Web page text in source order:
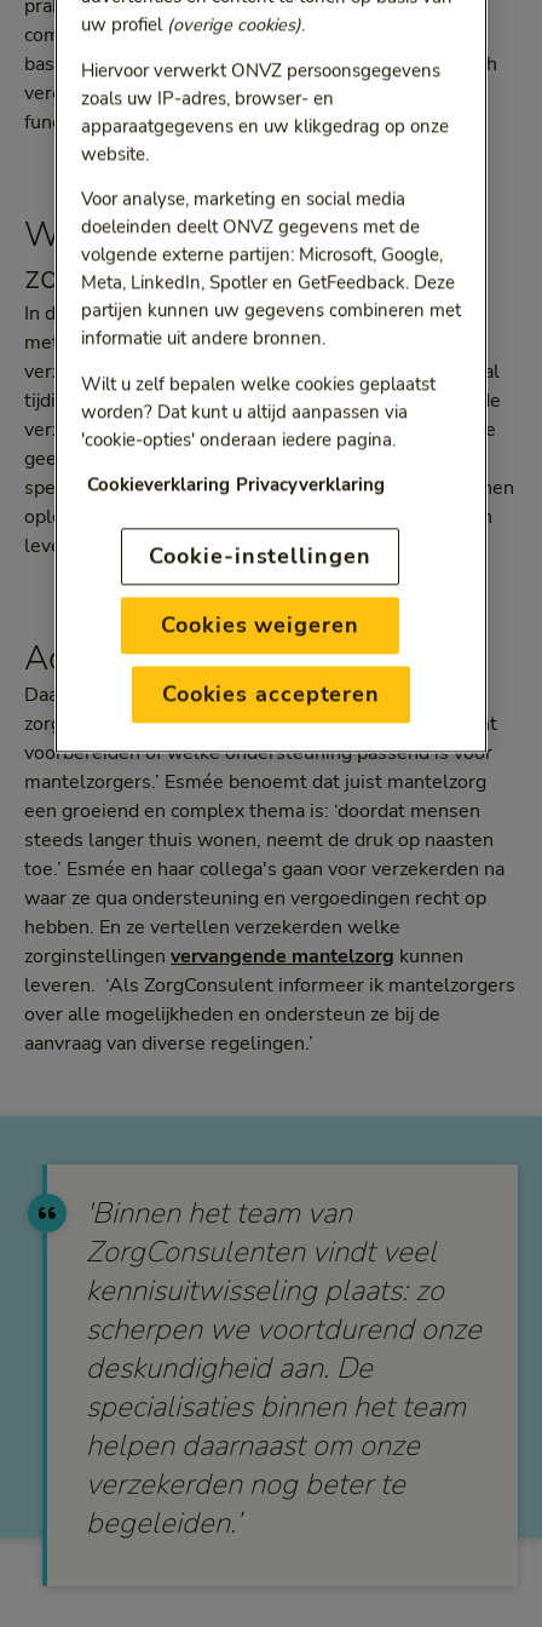
praktijk, waarin ze cliënten begeleidde bij een
combinatie van lichamelijke en mentale klachten. Op
basis van die expertise en ervaring ontwikkelde zij zich
verder binnen de zorg en maakte de overstap naar de
functie van ZorgConsulent bij ONVZ.
Wachtlijstbemiddeling en
zorgadvies
In deze functie houdt Esmée zich vooral bezig
met
wachtlijstbemiddelingen zorgadvies. ‘Ik help
verzekerden bij het vinden van een passende en vooral
tijdige behandeling. De afstand stemmen we af met de
verzekerde.’ Wachtlijstbemiddeling speelt zowel in de
geestelijke gezondheidszorg (ggz) als in de medisch-
specialistische zorg (msz), waar wachttijden flink kunnen
oplopen. Bijvoorbeeld bij neurologie, maag-, darm- en
leverzorg en in de specialistische ggz.
Advies over mantelzorg
Daarnaast adviseert zij verzekerden bij uiteenlopende
zorgvragen: ‘hoe je een gesprek met een huisarts kunt
voorbereiden of welke ondersteuning passend is voor
mantelzorgers.’ Esmée benoemt dat juist mantelzorg
een groeiend en complex thema is: ‘doordat mensen
steeds langer thuis wonen, neemt de druk op naasten
toe.’ Esmée en haar collega's gaan voor verzekerden na
waar ze qua ondersteuning en vergoedingen recht op
hebben. En ze vertellen verzekerden welke
zorginstellingen vervangende mantelzorg kunnen
leveren. ‘Als ZorgConsulent informeer ik mantelzorgers
over alle mogelijkheden en ondersteun ze bij de
aanvraag van diverse regelingen.’
'Binnen het team van
ZorgConsulenten vindt veel
kennisuitwisseling plaats: zo
scherpen we voortdurend onze
deskundigheid aan. De
specialisaties binnen het team
helpen daarnaast om onze
verzekerden nog beter te
begeleiden.’
uw profiel (overige cookies).
Hiervoor verwerkt ONVZ persoonsgegevens
zoals uw IP-adres, browser- en
apparaatgegevens en uw klikgedrag op onze
website.
Voor analyse, marketing en social media
doeleinden deelt ONVZ gegevens met de
volgende externe partijen: Microsoft, Google,
Meta, LinkedIn, Spotler en GetFeedback. Deze
partijen kunnen uw gegevens combineren met
informatie uit andere bronnen.
Wilt u zelf bepalen welke cookies geplaatst
worden? Dat kunt u altijd aanpassen via
'cookie-opties' onderaan iedere pagina.
Cookieverklaring Privacyverklaring
Cookie-instellingen
Cookies weigeren
Cookies accepteren